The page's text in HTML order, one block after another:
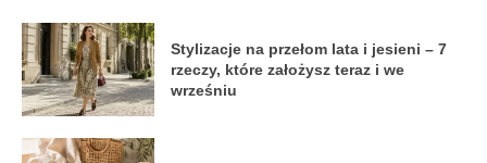
Stylizacje na przełom lata i jesieni – 7
rzeczy, które założysz teraz i we
wrześniu